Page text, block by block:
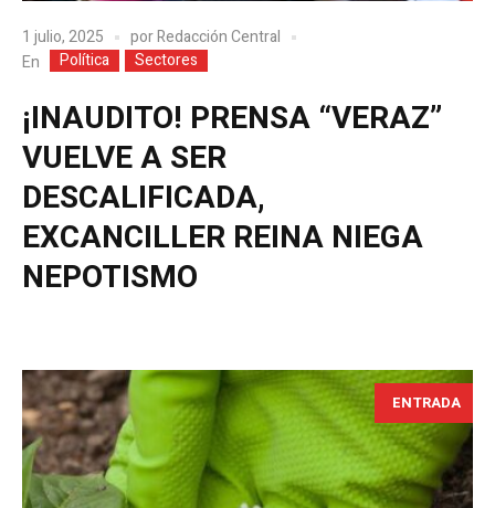
1 julio, 2025 porRedacción Central
En
Política Sectores
¡INAUDITO! PRENSA “VERAZ”
VUELVE A SER
DESCALIFICADA,
EXCANCILLER REINA NIEGA
NEPOTISMO
ENTRADA